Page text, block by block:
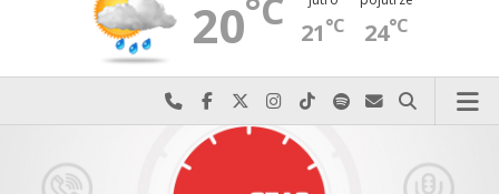
20°C 21°C 24°C
Najlepiej po prostu do nas zadzwoń
Odwiedź nas na Facebook-u
Odwiedź nas na X
Odwiedź nas na Instagram-ie
Odwiedź nas na TikTok-u
Szukaj nas na Spotify
Wyślij do nas
Szukaj